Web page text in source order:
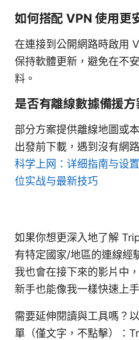
如何搭配 VPN 使用更
在連接到公開網路時啟用
保持軟體更新，避免在不
料。
是否有離線數據備援方
部分方案提供離線地圖或
出發前下載，遇到沒有網
科学上网：详细指南与设
位实战与最新技巧
如果你想更深入地了解
有特定國家/地區的連線經
我也會在接下來的影片中
新手也能像我一樣快速上手
需要延伸閱讀與工具嗎？
單（僅文字，不點擊）：